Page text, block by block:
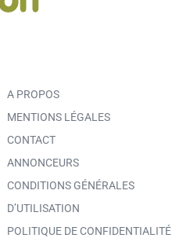
A PROPOS
MENTIONS LÉGALES
CONTACT
ANNONCEURS
CONDITIONS GÉNÉRALES
D’UTILISATION
POLITIQUE DE CONFIDENTIALITÉ